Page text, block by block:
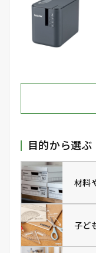
目的から選ぶ
材料
子ど